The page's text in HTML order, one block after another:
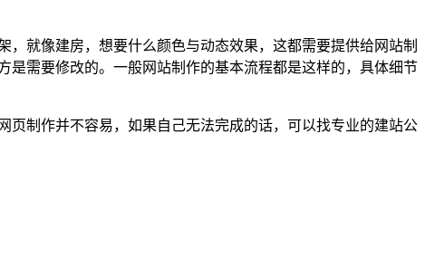
就像建房，想要什么颜色与动态效果，这都需要提供给网站制
需要修改的。一般网站制作的基本流程都是这样的，具体细节
制作并不容易，如果自己无法完成的话，可以找专业的建站公